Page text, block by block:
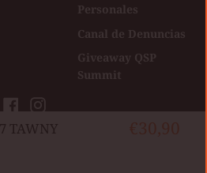
TAWNY
Personales
Canal de Denuncias
Giveaway QSP
Summit
FacebookInstagram